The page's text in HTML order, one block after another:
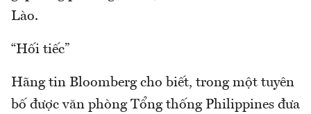
Lào.
“Hối tiếc”
Hãng tin Bloomberg cho biết, trong một tuyên
bố được văn phòng Tổng thống Philippines đưa